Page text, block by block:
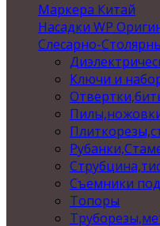
Маркера Китай
Насадки WP
Слесарно-
Ключи и
Съемники
Топоры